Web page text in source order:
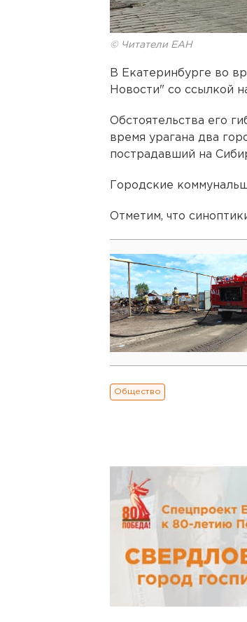
© Читатели ЕАН
В Екатеринбурге во
Новости" со ссылкой
Обстоятельства его
время урагана два
пострадавший на
Городские
Отметим, что
Общество